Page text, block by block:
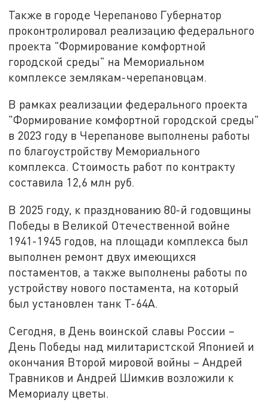
Также в городе Черепаново Губернатор
проконтролировал реализацию федерального
проекта "Формирование комфортной
городской среды" на Мемориальном
комплексе землякам-черепановцам.
В рамках реализации федерального проекта
"Формирование комфортной городской среды"
в 2023 году в Черепанове выполнены работы
по благоустройству Мемориального
комплекса. Стоимость работ по контракту
составила 12,6 млн руб.
В 2025 году, к празднованию 80-й годовщины
Победы в Великой Отечественной войне
1941-1945 годов, на площади комплекса был
выполнен ремонт двух имеющихся
постаментов, а также выполнены работы по
устройству нового постамента, на который
был установлен танк Т-64А.
Сегодня, в День воинской славы России –
День Победы над милитаристской Японией и
окончания Второй мировой войны – Андрей
Травников и Андрей Шимкив возложили к
Мемориалу цветы.